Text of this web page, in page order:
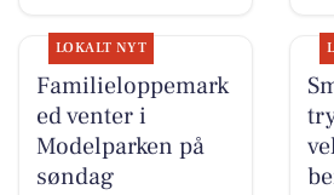
LOKALT NYT
Familieloppemark
ed venter i
Modelparken på
søndag